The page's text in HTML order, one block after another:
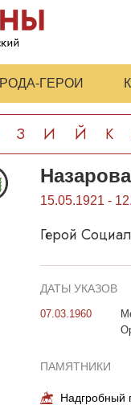
ГЕРОИ
З И Й К
15.05.1921 -
Герой
ДАТЫ УКАЗОВ
07.03.1960
ПАМЯТНИКИ
Надгробный